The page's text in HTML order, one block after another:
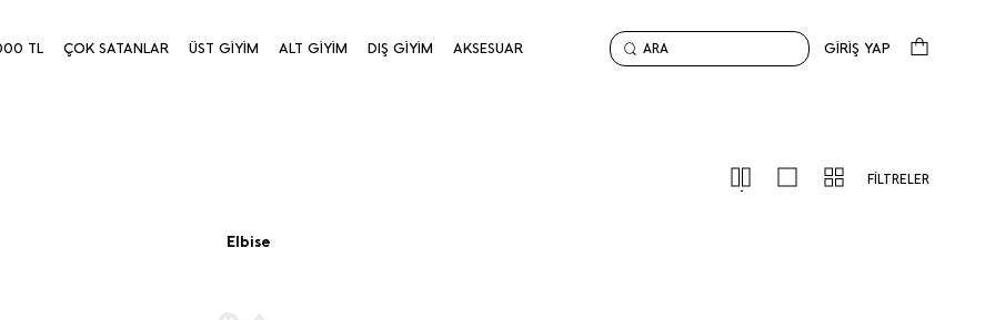
TL ÇOK SATANLAR ÜST GİYİM ALT GİYİM DIŞ GİYİM AKSESUAR ARA GİRİŞ YAP
FİLTRELER
Elbise